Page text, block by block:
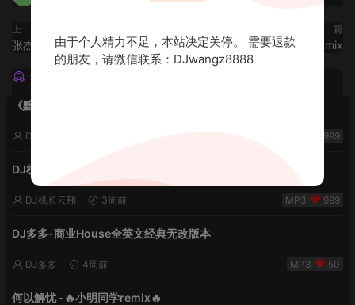
上一篇
张杰专辑2026-DJ老王
下一篇
榜单英文Lak House-Dj小李Rmix
猜你喜欢
《黯然销魂夜5》VHDJ机长✈️DJ糖果🍬
DJ机长云翔 999
DJ机长✈️DJ糖果🍬【丝滑之夜5】House摇摆节奏✈️纯净版🍬
DJ机长云翔 3周前 999
DJ多多-商业House全英文经典无改版本
DJ多多 4周前 50
何以解忧 -🔥小明同学remix🔥
由于个人精力不足，本站决定关停。 需要退款
的朋友，请微信联系：DJwangz8888